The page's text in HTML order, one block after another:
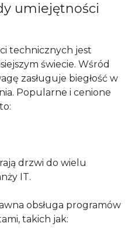
umiejętności
technicznych jest
świecie. Wśród
zasługuje biegłość w
Popularne i cenione
drzwi do wielu
IT.
obsługa programów
takich jak: